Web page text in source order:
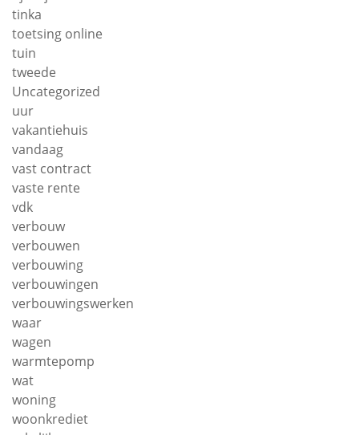
tinka
toetsing online
tuin
tweede
Uncategorized
uur
vakantiehuis
vandaag
vast contract
vaste rente
vdk
verbouw
verbouwen
verbouwing
verbouwingen
verbouwingswerken
waar
wagen
warmtepomp
wat
woning
woonkrediet